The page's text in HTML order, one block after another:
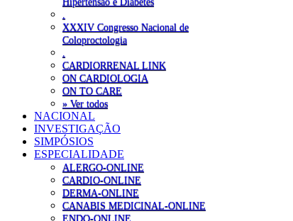
XXXIV Congresso Nacional de
Coloproctologia
CARDIORRENAL LINK
ON CARDIOLOGIA
ON TO CARE
» Ver todos
NACIONAL
INVESTIGAÇÃO
SIMPÓSIOS
ESPECIALIDADE
ALERGO-ONLINE
CARDIO-ONLINE
DERMA-ONLINE
CANABIS MEDICINAL-ONLINE
ENDO-ONLINE